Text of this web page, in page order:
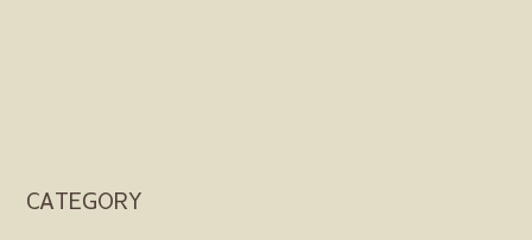
CATEGORY